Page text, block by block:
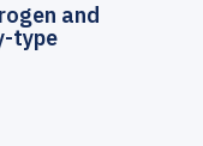
and
type